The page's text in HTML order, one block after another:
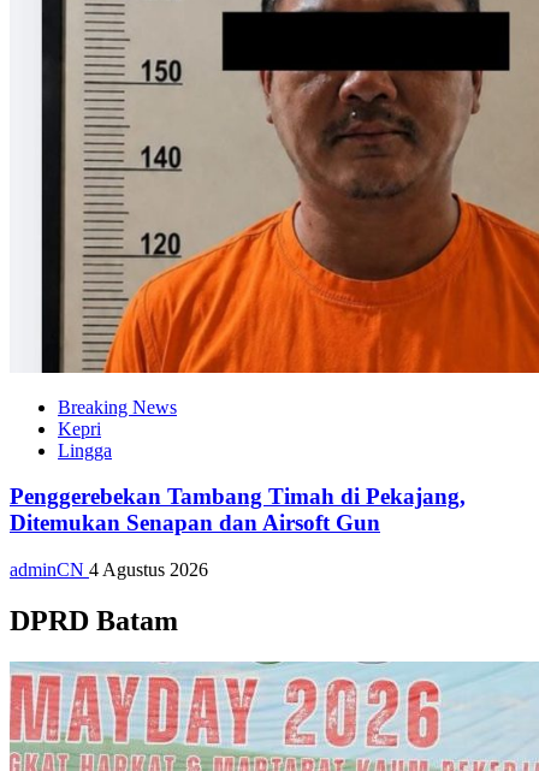
Breaking News
Kepri
Lingga
Penggerebekan Tambang Timah di Pekajang,
Ditemukan Senapan dan Airsoft Gun
adminCN 4 Agustus 2026
DPRD Batam